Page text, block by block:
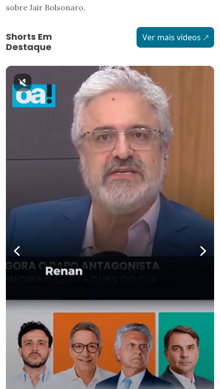
sobre Jair Bolsonaro.
Shorts Em
Destaque
Ver mais vídeos